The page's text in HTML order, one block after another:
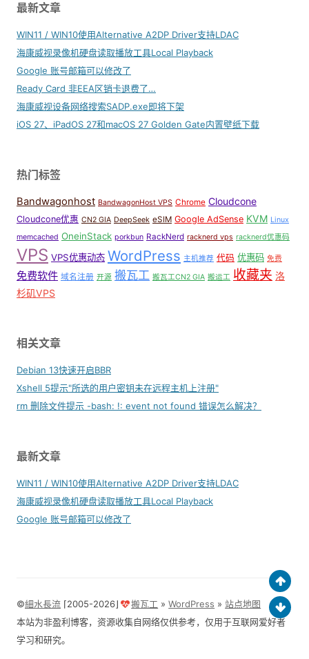
最新文章
WIN11 / WIN10使用Alternative A2DP Driver支持LDAC
海康威视录像机硬盘读取播放工具Local Playback
Google 账号邮箱可以修改了
Ready Card 非EEA区销卡退费了…
海康威视设备网络搜索SADP.exe即将下架
iOS 27、iPadOS 27和macOS 27 Golden Gate内置壁纸下载
热门标签
Bandwagonhost BandwagonHost VPS Chrome Cloudcone
Cloudcone优惠 CN2 GIA DeepSeek eSIM Google AdSense KVM Linux
memcached OneinStack porkbun RackNerd racknerd vps racknerd优惠码
VPS VPS优惠动态 WordPress 主机推荐 代码 优惠码 免费
免费软件 域名注册 开源 搬瓦工 搬瓦工CN2 GIA 搬运工 收藏夹 洛
杉矶VPS
相关文章
Debian 13快速开启BBR
Xshell 5提示"所选的用户密钥未在远程主机上注册"
rm 删除文件提示 -bash: !: event not found 错误怎么解决？
最新文章
WIN11 / WIN10使用Alternative A2DP Driver支持LDAC
海康威视录像机硬盘读取播放工具Local Playback
Google 账号邮箱可以修改了
©細水長流 ⌈2005-2026⌋ 搬瓦工 »WordPress »站点地图
本站为非盈利博客，资源收集自网络仅供参考，仅用于互联网爱好者
学习和研究。